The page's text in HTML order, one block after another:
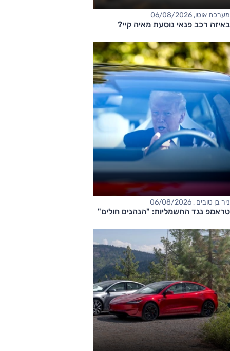
מערכת אוטו, 06/08/2026
באיזה רכב פנאי נוסעת מאיה קיי?
ניר בן טובים , 06/08/2026
טראמפ נגד החשמליות: "הנהגים חולים"